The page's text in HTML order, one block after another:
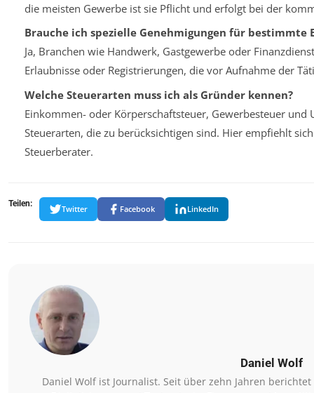
die meisten Gewerbe ist sie Pflicht und erfolgt bei der
Brauche ich spezielle Genehmigungen für bestimmte
Ja, Branchen wie Handwerk, Gastgewerbe oder
Erlaubnisse oder Registrierungen, die vor Aufnahme der
Welche Steuerarten muss ich als Gründer kennen?
Einkommen- oder Körperschaftsteuer, Gewerbesteuer und
Steuerarten, die zu berücksichtigen sind. Hier empfiehlt
Steuerberater.
Teilen:
Twitter Facebook LinkedIn
Daniel Wolf
Daniel Wolf ist Journalist. Seit über zehn Jahren